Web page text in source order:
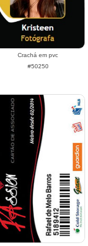
Crachá em pvc
#50250